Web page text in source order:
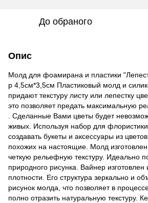
До обраного
Опис
Молд для фоамирана и пластики
р 4,5см*3,5см Пластиковый молд и
придают текстуру листу или лепестку
это позволяет предать максимальную
. Сделанные Вами цветы будет
живых. Используя набор для
создавать букеты и аксессуары из
похожих на настоящие. Молд
четкую рельефную текстуру. Идеально
природного рисунка. Вайнер изготовлен
плотности. Его структура зеркально и
рисунок молда, что позволяет в
полно отразить натуральную текстуру.